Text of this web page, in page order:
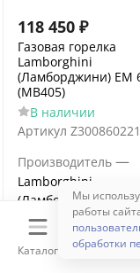
Каталог Корзина
118 450 ₽
Газовая горелка
Lamborghini
(Ламборджини) EM
(MB405)
В наличии
Артикул Z300860221
Производитель —
Lamborghini
(Ламборджини)
Серия
EM-E
Мы
работы
обработки